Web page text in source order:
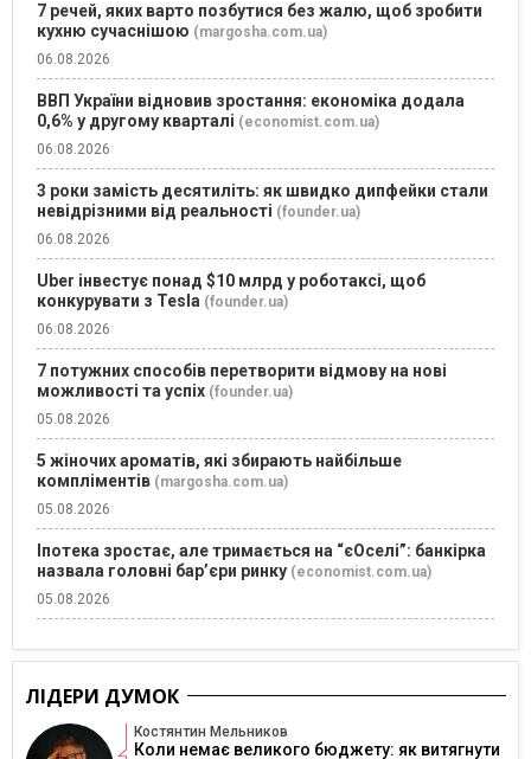
7 речей, яких варто позбутися без жалю, щоб зробити
кухню сучаснішою (margosha.com.ua)
06.08.2026
ВВП України відновив зростання: економіка додала
0,6% у другому кварталі (economist.com.ua)
06.08.2026
3 роки замість десятиліть: як швидко дипфейки стали
невідрізними від реальності (founder.ua)
06.08.2026
Uber інвестує понад $10 млрд у роботаксі, щоб
конкурувати з Tesla (founder.ua)
06.08.2026
7 потужних способів перетворити відмову на нові
можливості та успіх (founder.ua)
05.08.2026
5 жіночих ароматів, які збирають найбільше
компліментів (margosha.com.ua)
05.08.2026
Іпотека зростає, але тримається на “єОселі”: банкірка
назвала головні бар’єри ринку (economist.com.ua)
05.08.2026
ЛІДЕРИ ДУМОК
Костянтин Мельников
Коли немає великого бюджету: як витягнути